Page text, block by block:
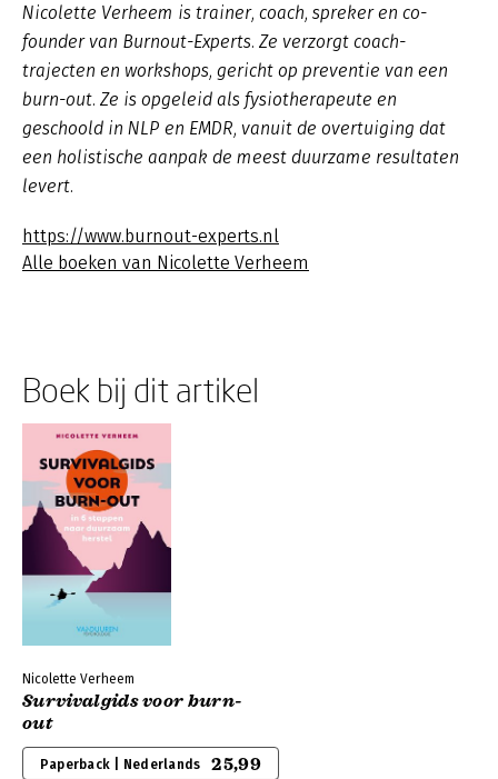
Nicolette Verheem is trainer, coach, spreker en co-
founder van Burnout-Experts. Ze verzorgt coach-
trajecten en workshops, gericht op preventie van een
burn-out. Ze is opgeleid als fysiotherapeute en
geschoold in NLP en EMDR, vanuit de overtuiging dat
een holistische aanpak de meest duurzame resultaten
levert.
https://www.burnout-experts.nl
Alle boeken van Nicolette Verheem
Boek bij dit artikel
Nicolette Verheem
Survivalgids voor burn-
out
Paperback | Nederlands 25,99